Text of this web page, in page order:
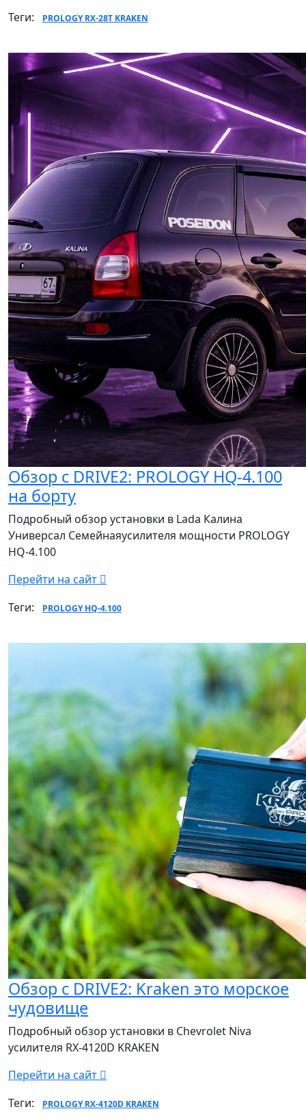
Теги: PROLOGY RX-28T KRAKEN
Обзор с DRIVE2: PROLOGY HQ-4.100
на борту
Подробный обзор установки в Lada Калина
Универсал Семейнаяусилителя мощности PROLOGY
HQ-4.100
Перейти на сайт
Теги:
PROLOGY HQ-4.100
Обзор с DRIVE2: Kraken это морское
чудовище
Подробный обзор установки в Chevrolet Niva
усилителя RX-4120D KRAKEN
Перейти на сайт
Теги:
PROLOGY RX-4120D KRAKEN